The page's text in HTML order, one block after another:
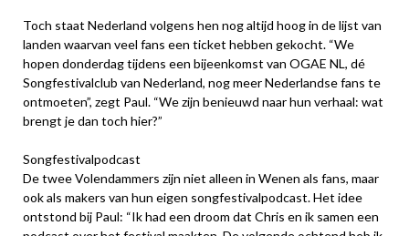
Toch staat Nederland volgens hen nog altijd hoog in de lijst van
landen waarvan veel fans een ticket hebben gekocht. “We
hopen donderdag tijdens een bijeenkomst van OGAE NL, dé
Songfestivalclub van Nederland, nog meer Nederlandse fans te
ontmoeten”, zegt Paul. “We zijn benieuwd naar hun verhaal: wat
brengt je dan toch hier?”
Songfestivalpodcast
De twee Volendammers zijn niet alleen in Wenen als fans, maar
ook als makers van hun eigen songfestivalpodcast. Het idee
ontstond bij Paul: “Ik had een droom dat Chris en ik samen een